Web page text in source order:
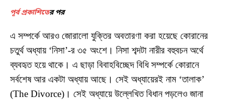
পূর্ব প্রকাশিতের পর
এ সম্পর্কে আরও জোরালো যুক্তির অবতারণা করা হয়েছে কোরানের
চতুর্থ অধ্যায় ‘নিসা’-র ৩৫ অংশে। নিসা শব্দটা নারীর বহুবচন অর্থে
ব্যবহৃত হয়ে থাকে। এ ছাড়া বিবাহবিচ্ছেদ বিধি সম্পর্কে কোরানে
সর্বশেষ আর একটা অধ্যায় আছে। সেই অধ্যায়েরই নাম ‘তালাক’
(The Divorce)। সেই অধ্যায়ে উল্লেখিত বিধান পড়লেও জানা